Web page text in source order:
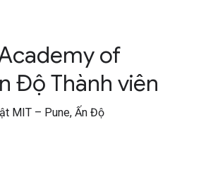
of
Độ Thành viên
MIT – Pune, Ấn Độ